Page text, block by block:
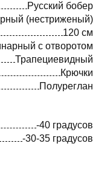
Русский бобер
(нестриженый)
120 см
с отворотом
Трапециевидный
Крючки
Полуреглан
-40 градусов
-30-35 градусов